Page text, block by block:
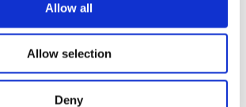
Allow all
Allow selection
Deny
(2026)
10 de septiembre de 2026 SKAI en Varsovia
años en el escenario.